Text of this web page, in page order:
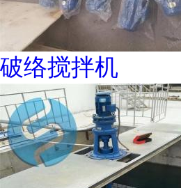
破络搅拌机